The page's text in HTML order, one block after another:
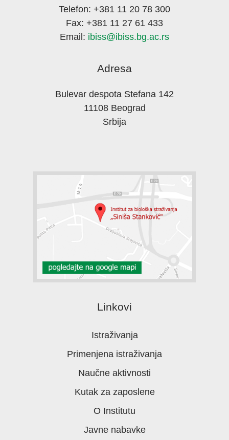
Telefon: +381 11 20 78 300
Fax: +381 11 27 61 433
Email: ibiss@ibiss.bg.ac.rs
Adresa
Bulevar despota Stefana 142
11108 Beograd
Srbija
Linkovi
Istraživanja
Primenjena istraživanja
Naučne aktivnosti
Kutak za zaposlene
O Institutu
Javne nabavke